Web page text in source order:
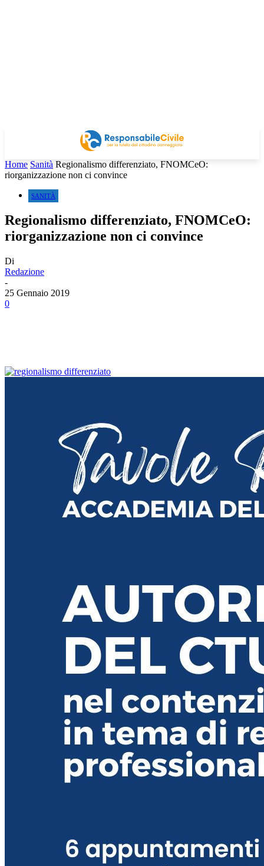
Home Sanità Regionalismo differenziato, FNOMCeO:
riorganizzazione non ci convince
SANITÀ
Regionalismo differenziato, FNOMCeO:
riorganizzazione non ci convince
Di
Redazione
-
25 Gennaio 2019
0